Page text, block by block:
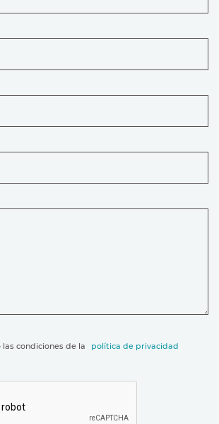
condiciones de la política de privacidad